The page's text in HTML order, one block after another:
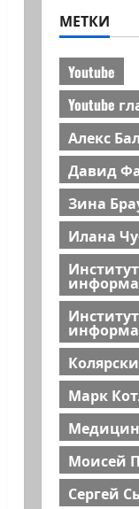
МЕТКИ
Youtube
Youtube
Алекс
Давид
Зина
Илана
Марк
Моисей
Сергей